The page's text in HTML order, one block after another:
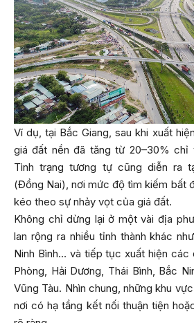
Ví dụ, tại Bắc Giang, sau khi xuất
giá đất nền đã tăng từ 20–30% chỉ
Tình trạng tương tự cũng diễn ra
(Đồng Nai), nơi mức độ tìm kiếm bất
kéo theo sự nhảy vọt của giá đất.
Không chỉ dừng lại ở một vài địa
lan rộng ra nhiều tỉnh thành khác
Ninh Bình… và tiếp tục xuất hiện các
Phòng, Hải Dương, Thái Bình, Bắc
Vũng Tàu. Nhìn chung, những khu
nơi có hạ tầng kết nối thuận tiện